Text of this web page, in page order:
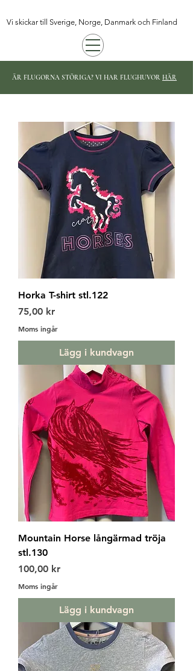
Vi skickar till Sverige, Norge, Danmark och Finland
ÄR FLUGORNA STÖRIGA? VI HAR FLUGHUVOR HÄR
Horka T-shirt stl.122
Pris
75,00 kr
Moms ingår
Lägg i kundvagn
Mountain Horse långärmad tröja
stl.130
Pris
100,00 kr
Moms ingår
Lägg i kundvagn